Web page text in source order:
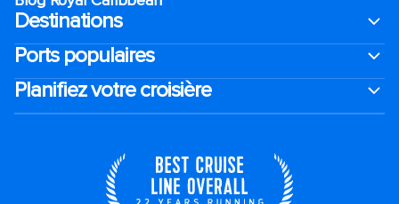
Destinations
Ports populaires
Planifiez votre croisière